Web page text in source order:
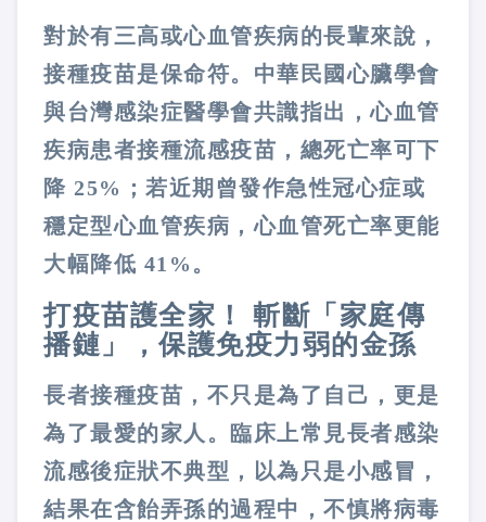
對於有三高或心血管疾病的長輩來說，
接種疫苗是保命符。中華民國心臟學會
與台灣感染症醫學會共識指出，心血管
疾病患者接種流感疫苗，總死亡率可下
降 25%；若近期曾發作急性冠心症或
穩定型心血管疾病，心血管死亡率更能
大幅降低 41% 。
打疫苗護全家！ 斬斷「家庭傳
播鏈」，保護免疫力弱的金孫
長者接種疫苗，不只是為了自己，更是
為了最愛的家人。臨床上常見長者感染
流感後症狀不典型，以為只是小感冒，
結果在含飴弄孫的過程中，不慎將病毒